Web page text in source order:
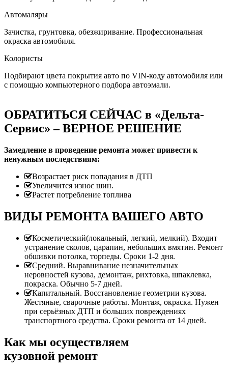
Автомаляры
Зачистка, грунтовка, обезжиривание. Профессиональная
окраска автомобиля.
Колористы
Подбирают цвета покрытия авто по VIN-коду автомобиля или
с помощью компьютерного подбора автоэмали.
ОБРАТИТЬСЯ СЕЙЧАС в «Дельта-
Сервис» – ВЕРНОЕ РЕШЕНИЕ
Замедление в проведение ремонта может привести к
ненужным последствиям:
Возрастает риск попадания в ДТП
Увеличится износ шин.
Растет потребление топлива
ВИДЫ РЕМОНТА ВАШЕГО АВТО
Косметический(локальный, легкий, мелкий). Входит
устранение сколов, царапин, небольших вмятин. Ремонт
обшивки потолка, торпеды. Сроки 1-2 дня.
Средний. Выравнивание незначительных
неровностей кузова, демонтаж, рихтовка, шпаклевка,
покраска. Обычно 5-7 дней.
Капитальный. Восстановление геометрии кузова.
Жестяные, сварочные работы. Монтаж, окраска. Нужен
при серьёзных ДТП и больших повреждениях
транспортного средства. Сроки ремонта от 14 дней.
Как мы осуществляем
кузовной ремонт